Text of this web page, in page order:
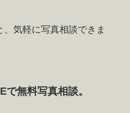
、気軽に写真相談できま
で無料写真相談。